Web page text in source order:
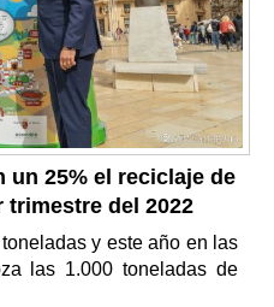
un 25% el reciclaje de
del 2022
y este año en las
las 1.000 toneladas de